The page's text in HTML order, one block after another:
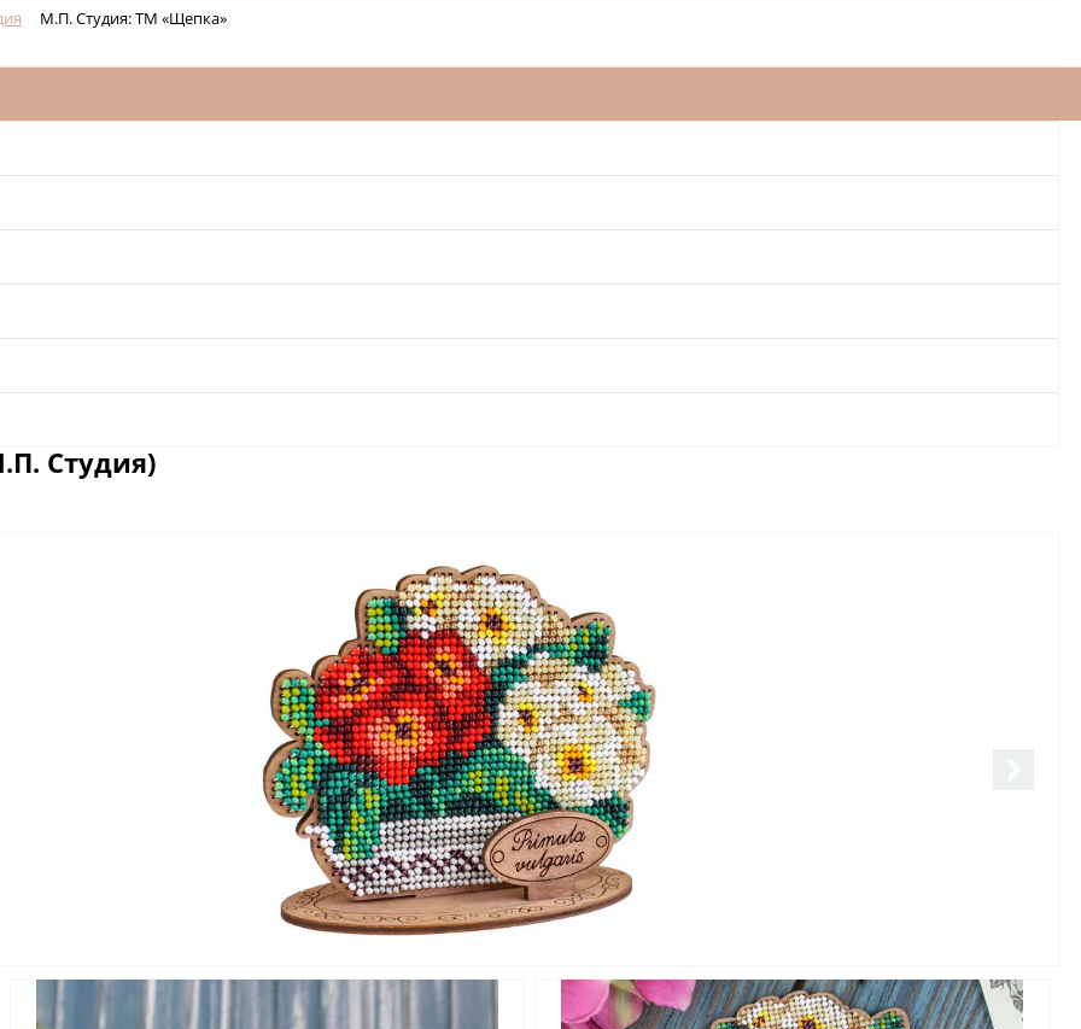
М.П. Студия: ТМ «Щепка»
Студия)